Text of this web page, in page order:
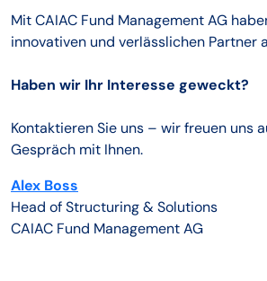
Mit CAIAC Fund Management AG
innovativen und verlässlichen Partner
Haben wir Ihr Interesse geweckt?
Kontaktieren Sie uns – wir freuen uns
Gespräch mit Ihnen.
Alex Boss
Head of Structuring & Solutions
CAIAC Fund Management AG